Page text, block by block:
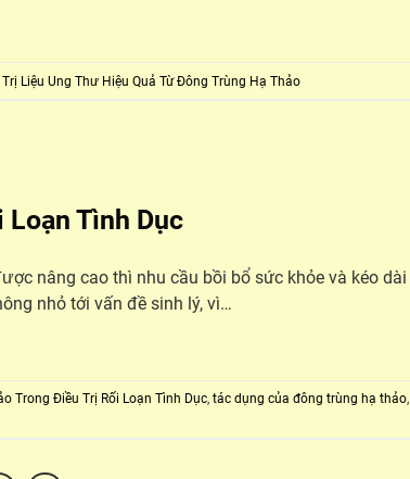
Trị Liệu Ung Thư Hiệu Quả Từ Đông Trùng Hạ Thảo
Loạn Tình Dục
nâng cao thì nhu cầu bồi bổ sức khỏe và kéo dài
nhỏ tới vấn đề sinh lý, vì…
Trong Điều Trị Rối Loạn Tình Dục, tác dụng của đông trùng hạ thảo,